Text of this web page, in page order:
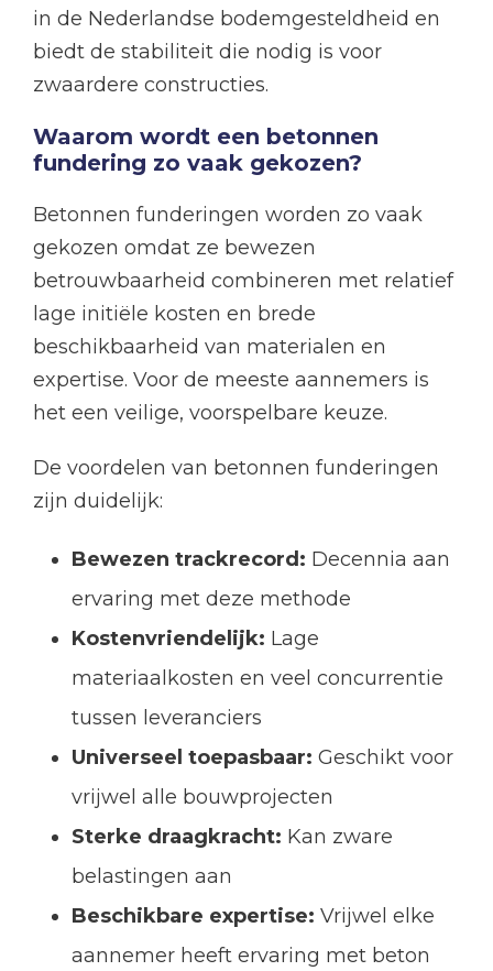
in de Nederlandse bodemgesteldheid en
biedt de stabiliteit die nodig is voor
zwaardere constructies.
Waarom wordt een betonnen
fundering zo vaak gekozen?
Betonnen funderingen worden zo vaak
gekozen omdat ze bewezen
betrouwbaarheid combineren met relatief
lage initiële kosten en brede
beschikbaarheid van materialen en
expertise. Voor de meeste aannemers is
het een veilige, voorspelbare keuze.
De voordelen van betonnen funderingen
zijn duidelijk:
Bewezen trackrecord: Decennia aan
ervaring met deze methode
Kostenvriendelijk: Lage
materiaalkosten en veel concurrentie
tussen leveranciers
Universeel toepasbaar: Geschikt voor
vrijwel alle bouwprojecten
Sterke draagkracht: Kan zware
belastingen aan
Beschikbare expertise: Vrijwel elke
aannemer heeft ervaring met beton